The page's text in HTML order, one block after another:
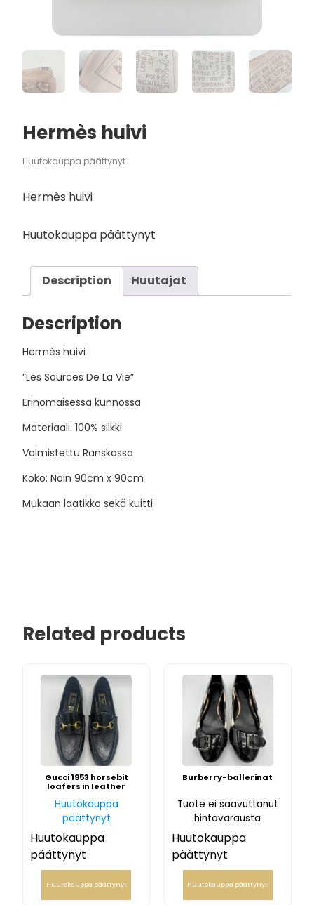
Hermès huivi
Huutokauppa päättynyt
Hermès huivi
Huutokauppa päättynyt
Description Huutajat
Description
Hermès huivi
”Les Sources De La Vie”
Erinomaisessa kunnossa
Materiaali: 100% silkki
Valmistettu Ranskassa
Koko: Noin 90cm x 90cm
Mukaan laatikko sekä kuitti
Related products
Gucci 1953 horsebit
loafers in leather
Huutokauppa
päättynyt
Huutokauppa
päättynyt
Huutokauppa päättynyt
Burberry-ballerinat
Tuote ei saavuttanut
hintavarausta
Huutokauppa
päättynyt
Huutokauppa päättynyt